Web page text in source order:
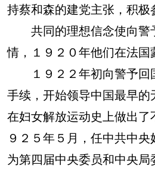
持蔡和森的建党主张，积极
共同的理想信念使向警
情，１９２０年他们在法国
１９２２年初向警予回
手续，开始领导中国最早的
在妇女解放运动史上做出了
９２５年５月，任中共中
为第四届中央委员和中央局